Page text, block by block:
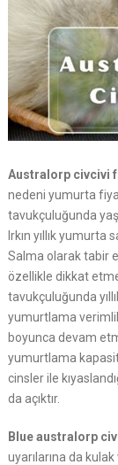
Australorp civcivi
nedeni yumurta
tavukçuluğunda
Irkın yıllık yumurta
Salma olarak tabir
özellikle dikkat
tavukçuluğunda
yumurtlama
boyunca devam
yumurtlama
cinsler ile
da açıktır.
Blue australorp
uyarılarına da